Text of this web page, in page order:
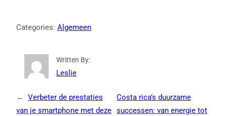
Categories: Algemeen
Written By:
Leslie
←
Verbeter de prestaties
van je smartphone met deze
Costa rica’s duurzame
successen: van energie tot